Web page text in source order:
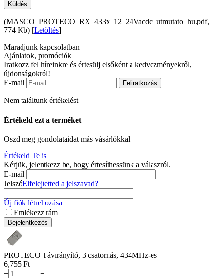
Küldés
(MASCO_PROTECO_RX_433x_12_24Vacdc_utmutato_hu.pdf,
774 Kb) [Letöltés]
Maradjunk kapcsolatban
Ajánlatok, promóciók
Iratkozz fel híreinkre és értesülj elsőként a kedvezményekről,
újdonságokról!
E-mail
Feliratkozás
Nem találtunk értékelést
Értékeld ezt a terméket
Oszd meg gondolataidat más vásárlókkal
Értékeld Te is
Kérjük, jelentkezz be, hogy értesíthessünk a válaszról.
E-mail
JelszóElfelejtetted a jelszavad?
Új fiók létrehozása
Emlékezz rám
Bejelentkezés
PROTECO Távirányító, 3 csatornás, 434MHz-es
6,755 Ft
+
−